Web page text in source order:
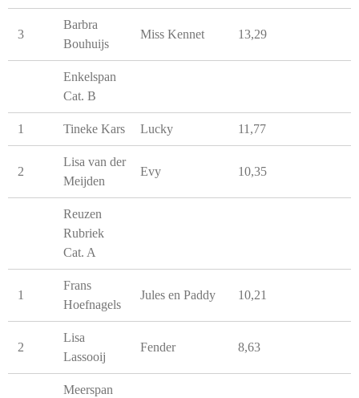
3
Barbra
Bouhuijs
Miss Kennet 13,29
Enkelspan
Cat. B
1 Tineke Kars Lucky 11,77
2
Lisa van der
Meijden
Evy 10,35
Reuzen
Rubriek
Cat. A
1
Frans
Hoefnagels
Jules en Paddy 10,21
2
Lisa
Lassooij
Fender 8,63
Meerspan